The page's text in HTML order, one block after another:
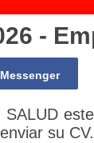
-
Messenger
su CV.